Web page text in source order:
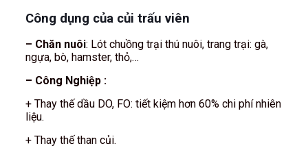
Công dụng của củi trấu viên
– Chăn nuôi: Lót chuồng trại thú nuôi, trang trại: gà,
ngựa, bò, hamster, thỏ,…
– Công Nghiệp :
+ Thay thế dầu DO, FO: tiết kiệm hơn 60% chi phí nhiên
liệu.
+ Thay thế than củi.